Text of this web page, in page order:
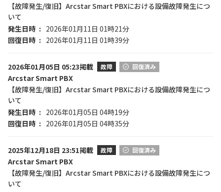
【故障発生/復旧】Arcstar Smart PBXにおける設備故障発生につ
いて
発生日時
2026年01月11日 01時21分
回復日時
2026年01月11日 01時39分
2026年01月05日 05:23掲載 故障 回復済み
Arcstar Smart PBX
【故障発生/復旧】Arcstar Smart PBXにおける設備故障発生につ
いて
発生日時
2026年01月05日 04時19分
回復日時
2026年01月05日 04時35分
2025年12月18日 23:51掲載 故障 回復済み
Arcstar Smart PBX
【故障発生/復旧】Arcstar Smart PBXにおける設備故障発生につ
いて